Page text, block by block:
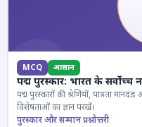
MCQ आसान
पद्म पुरस्कार: भारत के सर्वोच्च
पद्म पुरस्कारों की श्रेणियों, पात्रता
विशेषताओं का ज्ञान परखें।
पुरस्कार और सम्मान प्रश्नोत्तरी